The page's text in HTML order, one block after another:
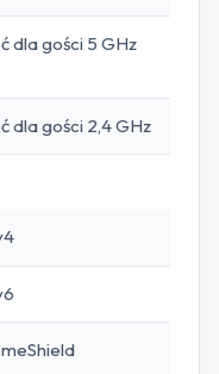
dla gości 5 GHz
dla gości 2,4 GHz